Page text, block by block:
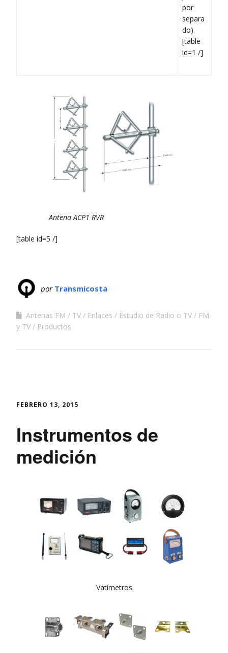
por
separa
do)
[table
id=1 /]
Antena ACP1 RVR
[table id=5 /]
por Transmicosta
Antenas FM / TV / Enlaces Estudio de Radio o TV
FM
y TV
Productos
FEBRERO 13, 2015
Instrumentos de
medición
Vatímetros